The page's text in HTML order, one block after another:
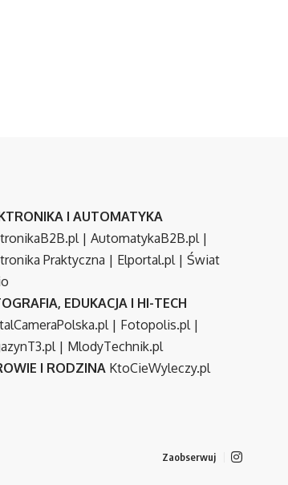
I AUTOMATYKA
| AutomatykaB2B.pl|
Praktyczna | Elportal.pl| Świat
EDUKACJA I HI-TECH
| Fotopolis.pl|
| MlodyTechnik.pl
I RODZINA KtoCieWyleczy.pl
Zaobserwuj